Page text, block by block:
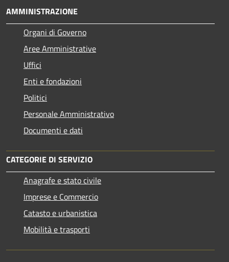
AMMINISTRAZIONE
Organi di Governo
Aree Amministrative
Uffici
Enti e fondazioni
Politici
Personale Amministrativo
Documenti e dati
CATEGORIE DI SERVIZIO
Anagrafe e stato civile
Imprese e Commercio
Catasto e urbanistica
Mobilità e trasporti